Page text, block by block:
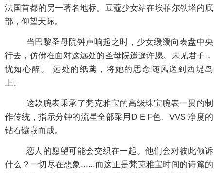
法国首都的另一著名地标。豆蔻少女站在埃菲尔铁塔的底
部，仰望天际。
当巴黎圣母院钟声响起之时，少女缓缓向表盘中央
行去，仿佛在面对这远处的圣母院遥遥许愿。未见君子，
忧如心醉。 远处的纸鸢，将她的思念随风送到西堤岛
上。
这款腕表秉承了梵克雅宝的高级珠宝腕表一贯的制
作传统，指示分钟的流星全部采用D E F色、VVS 净度的
钻石镶嵌而成。
恋人的愿望可能会交织在一起。他们会对彼此倾诉
什么？一切尽在想象......而这正是梵克雅宝时间的诗篇的